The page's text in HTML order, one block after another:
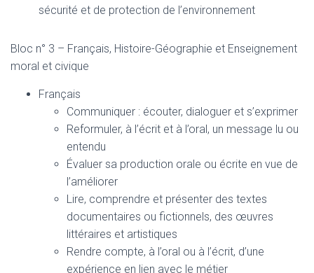
sécurité et de protection de l’environnement
Bloc n° 3 – Français, Histoire-Géographie et Enseignement
moral et civique
Français
Communiquer : écouter, dialoguer et s’exprimer
Reformuler, à l’écrit et à l’oral, un message lu ou
entendu
Évaluer sa production orale ou écrite en vue de
l’améliorer
Lire, comprendre et présenter des textes
documentaires ou fictionnels, des œuvres
littéraires et artistiques
Rendre compte, à l’oral ou à l’écrit, d’une
expérience en lien avec le métier